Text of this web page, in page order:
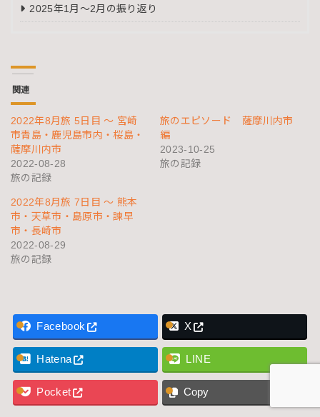
2025年1月～2月の振り返り
関連
2022年8月旅 5日目 〜 宮崎
市青島・鹿児島市内・桜島・
薩摩川内市
2022-08-28
旅の記録
旅のエピソード 薩摩川内市
編
2023-10-25
旅の記録
2022年8月旅 7日目 〜 熊本
市・天草市・島原市・諫早
市・長崎市
2022-08-29
旅の記録
Facebook X
Hatena LINE
Pocket Copy